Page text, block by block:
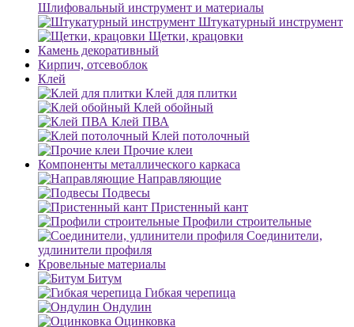
Шлифовальный инструмент и материалы
Штукатурный инструмент
Щетки, крацовки
Камень декоративный
Кирпич, отсевоблок
Клей
Клей для плитки
Клей обойный
Клей ПВА
Клей потолочный
Прочие клеи
Компоненты металлического каркаса
Направляющие
Подвесы
Пристенный кант
Профили строительные
Соединители,
удлинители профиля
Кровельные материалы
Битум
Гибкая черепица
Ондулин
Оцинковка